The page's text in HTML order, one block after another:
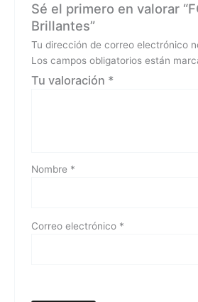
Sé el primero en valorar
Brillantes”
Tu dirección de correo electrónico
Los campos obligatorios están
Tu valoración *
Nombre *
Correo electrónico *